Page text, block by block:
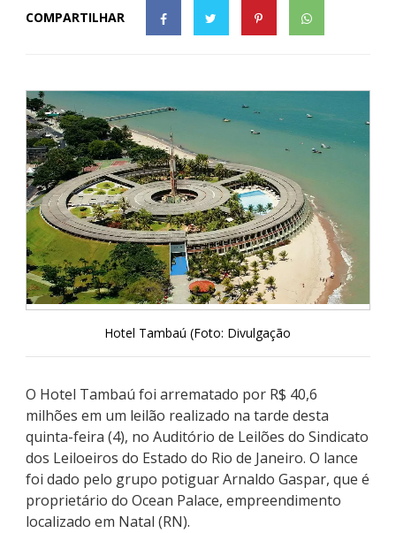
COMPARTILHAR
Hotel Tambaú (Foto: Divulgação
O Hotel Tambaú foi arrematado por R$ 40,6
milhões em um leilão realizado na tarde desta
quinta-feira (4), no Auditório de Leilões do Sindicato
dos Leiloeiros do Estado do Rio de Janeiro. O lance
foi dado pelo grupo potiguar Arnaldo Gaspar, que é
proprietário do Ocean Palace, empreendimento
localizado em Natal (RN).